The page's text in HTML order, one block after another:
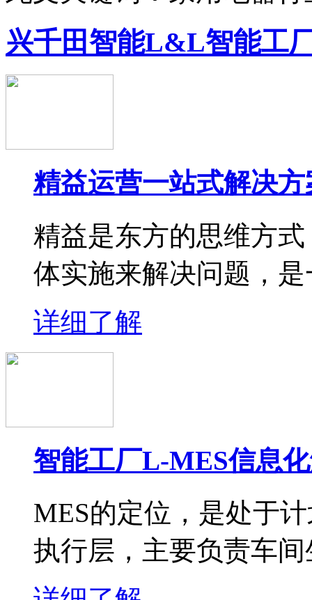
兴千田智能L&L智能工
精益运营一站式解决方
精益是东方的思维方
体实施来解决问题，
详细了解
智能工厂L-MES信息
MES的定位，是处于
执行层，主要负责车